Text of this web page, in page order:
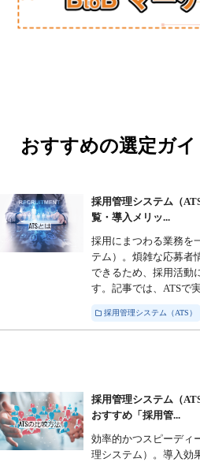
おすすめの選定ガイ
採用管理システム（
覧・導入メリッ...
採用にまつわる業務を
テム）。煩雑な応募者
できるため、採用活動
す。記事では、ATSで
採用管理システム（ATS）
採用管理システム（
おすすめ「採用管...
効率的かつスピーディ
理システム）。導入効